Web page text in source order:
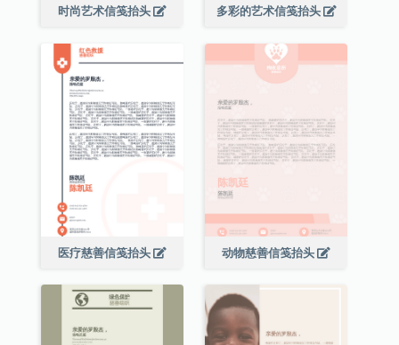
时尚艺术信笺抬头 多彩的艺术信笺抬头
医疗慈善信笺抬头 动物慈善信笺抬头